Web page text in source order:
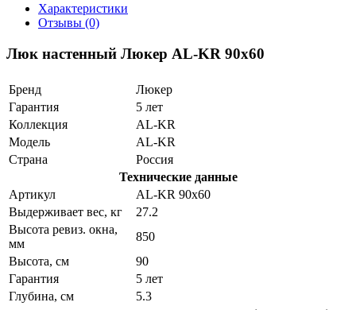
Характеристики
Отзывы (0)
Люк настенный Люкер AL-KR 90x60
Бренд
Люкер
Гарантия
5 лет
Коллекция
AL-KR
Модель
AL-KR
Страна
Россия
Технические данные
Артикул
AL-KR 90x60
Выдерживает вес, кг
27.2
Высота ревиз. окна,
мм
850
Высота, см
90
Гарантия
5 лет
Глубина, см
5.3